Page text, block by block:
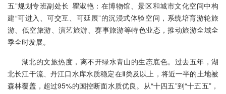
五”规划专班副处长 瞿淑艳：在博物馆、景区和城市文化空间中构
建“可进入、可交互、可延展”的沉浸式体验空间，系统培育游轮旅
游、低空旅游、演艺旅游、赛事旅游等特色业态，推动旅游全域全
季全时发展。
湖北的文旅热度，离不开绿水青山的生态底色。过去五年，湖
北长江干流、丹江口水库水质稳定在Ⅱ类及以上，将近一半的土地被
森林覆盖，超过95%的国控断面水质优良。从“十四五”到“十五五”，